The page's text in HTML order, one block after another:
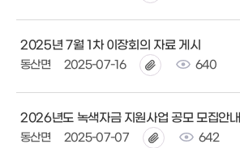
2025년 7월 1차 이장회의 자료 게시
동산면 2025-07-16 640
2026년도 녹색자금 지원사업 공모 모집안내
동산면 2025-07-07 642